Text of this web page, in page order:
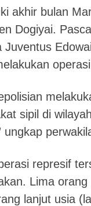
akhir bulan
Dogiyai.
Juventus
sipil di
ungkap
represif
Lima
lanjut usia